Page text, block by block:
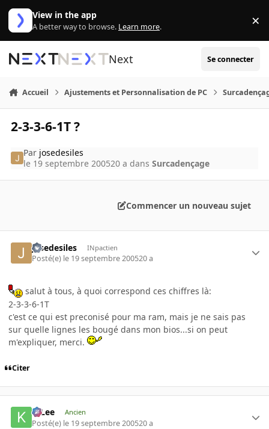
Aller au contenu
View in the app
A better way to browse. Learn more. ×
Next Se connecter
Accueil Ajustements et Personnalisation de PC
2-3-3-6-1T ?
Par josedesiles
le 19 septembre 200520 a dansSurcadençage
Commencer un nouveau sujet
josedesiles INpactien
Posté(e) le 19 septembre 200520 a
salut à tous, à quoi correspond ces chiffres là:
2-3-3-6-1T
c'est ce qui est preconisé pour ma ram, mais je ne sais pas
sur quelle lignes les bougé dans mon bios...si on peut
m'expliquer, merci.
Citer
K-Lee Ancien
Posté(e) le 19 septembre 200520 a